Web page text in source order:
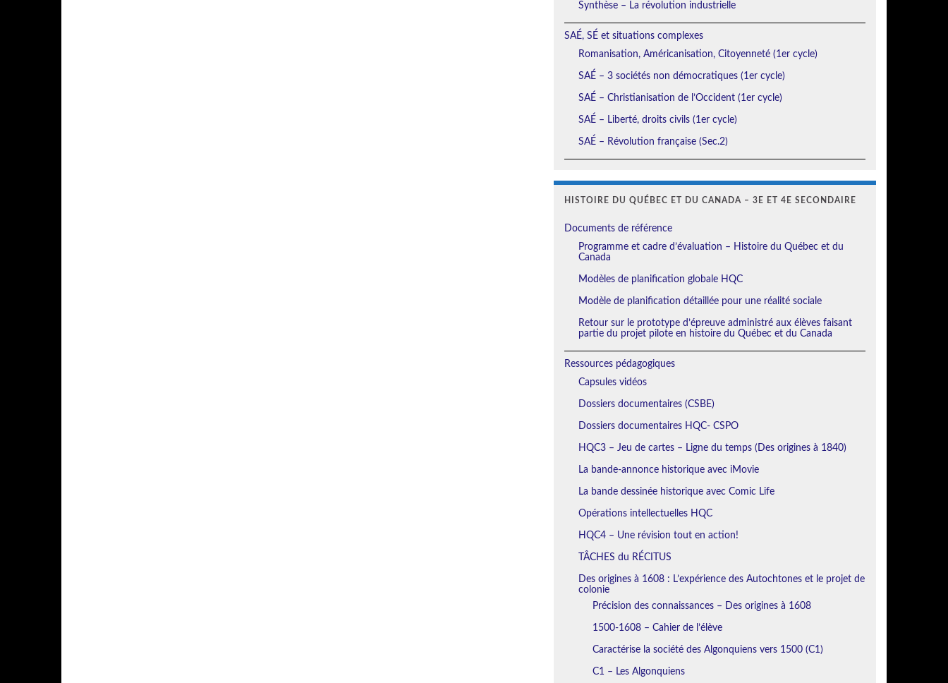
Synthèse – La révolution industrielle
SAÉ, SÉ et situations complexes
Romanisation, Américanisation, Citoyenneté (1er cycle)
SAÉ – 3 sociétés non démocratiques (1er cycle)
SAÉ – Christianisation de l’Occident (1er cycle)
SAÉ – Liberté, droits civils (1er cycle)
SAÉ – Révolution française (Sec.2)
HISTOIRE DU QUÉBEC ET DU CANADA – 3E ET 4E SECONDAIRE
Documents de référence
Programme et cadre d’évaluation – Histoire du Québec et du
Canada
Modèles de planification globale HQC
Modèle de planification détaillée pour une réalité sociale
Retour sur le prototype d’épreuve administré aux élèves faisant
partie du projet pilote en histoire du Québec et du Canada
Ressources pédagogiques
Capsules vidéos
Dossiers documentaires (CSBE)
Dossiers documentaires HQC- CSPO
HQC3 – Jeu de cartes – Ligne du temps (Des origines à 1840)
La bande-annonce historique avec iMovie
La bande dessinée historique avec Comic Life
Opérations intellectuelles HQC
HQC4 – Une révision tout en action!
TÂCHES du RÉCITUS
Des origines à 1608 : L’expérience des Autochtones et le projet de
colonie
Précision des connaissances – Des origines à 1608
1500-1608 – Cahier de l’élève
Caractérise la société des Algonquiens vers 1500 (C1)
C1 – Les Algonquiens